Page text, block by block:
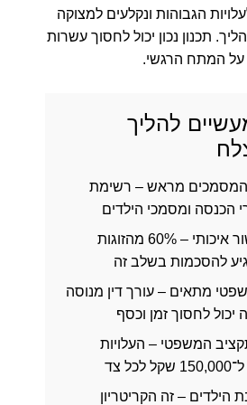
הגבוהות ונקלעים למצוקה
תכנון נכון יכול לחסוך עשרות
על המתח הרגשי.
להליך
המסמכים מראש – רשימת
הכנסה ומסמכי הילדים
איכותי
– 60% מהזוגות
להסכמות בשלב זה
מתאים – עורך דין מנוסה
יכול לחסוך זמן וכסף
המשפטי – העלויות
צד
הילדים – זה הקריטריון